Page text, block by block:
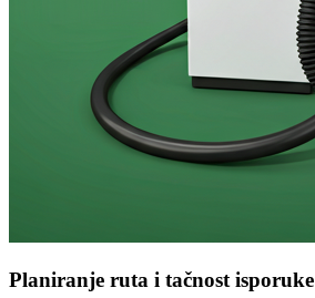
Planiranje ruta i tačnost isporuke